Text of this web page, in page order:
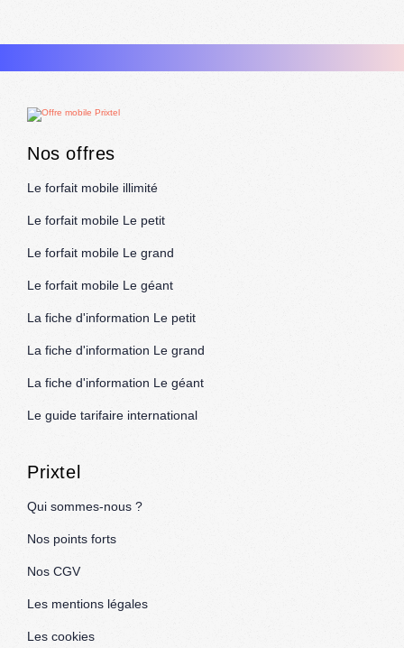
Nos offres
Le forfait mobile illimité
Le forfait mobile Le petit
Le forfait mobile Le grand
Le forfait mobile Le géant
La fiche d'information Le petit
La fiche d'information Le grand
La fiche d'information Le géant
Le guide tarifaire international
Prixtel
Qui sommes-nous ?
Nos points forts
Nos CGV
Les mentions légales
Les cookies